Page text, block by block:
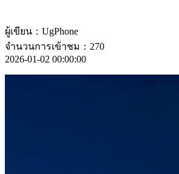
ผู้เขียน：UgPhone
จำนวนการเข้าชม：270
2026-01-02 00:00:00